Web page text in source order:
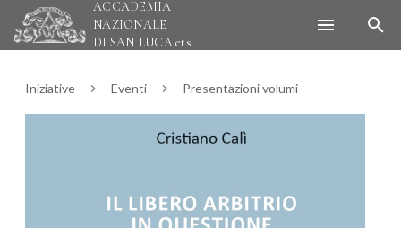
ACCADEMIA
NAZIONALE
DI SAN LUCAets
Iniziative Eventi Presentazioni volumi